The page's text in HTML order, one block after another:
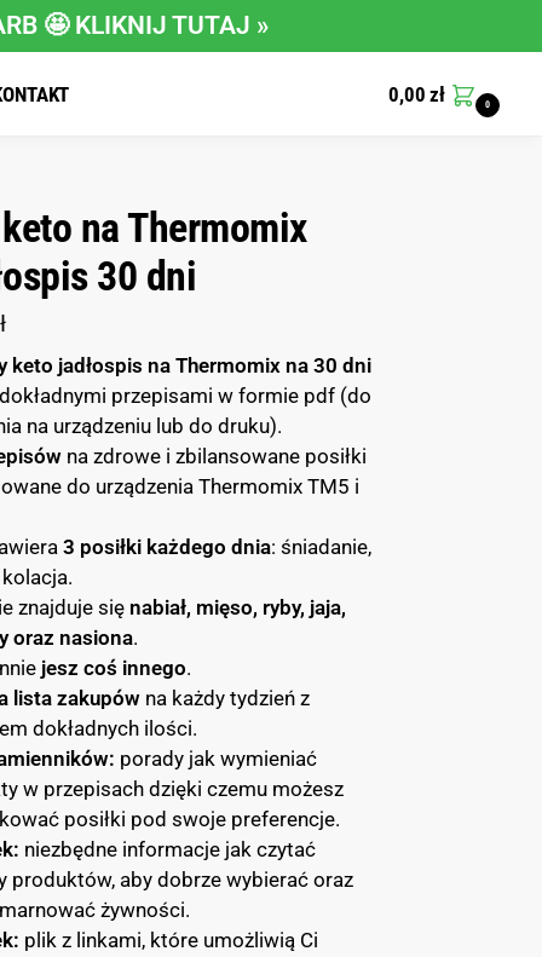
🤩 KLIKNIJ TUTAJ »
0,00zł 0
na Thermomix
30 dni
keto jadłospis na Thermomix na 30 dni
przepisami w formie pdf (do
na urządzeniu lub do druku).
na zdrowe i zbilansowane posiłki
do urządzenia Thermomix TM5 i
3 posiłki każdego dnia: śniadanie,
znajduje się nabiał, mięso, ryby, jaja,
oraz nasiona.
jesz coś innego.
lista zakupów na każdy tydzień z
dokładnych ilości.
porady jak wymieniać
w przepisach dzięki czemu możesz
posiłki pod swoje preferencje.
niezbędne informacje jak czytać
produktów, aby dobrze wybierać oraz
żywności.
plik z linkami, które umożliwią Ci